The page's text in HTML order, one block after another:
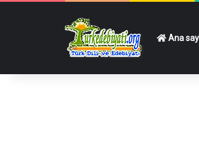
Ana